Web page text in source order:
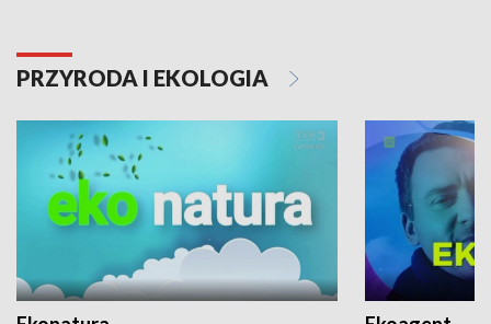
PRZYRODA I EKOLOGIA